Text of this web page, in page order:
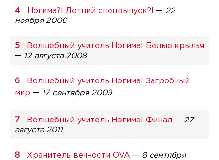
Нэгима?! Летний спецвыпуск?! — 22
ноября 2006
Волшебный учитель Нэгима! Белые крылья
— 12 августа 2008
Волшебный учитель Нэгима! Загробный
мир — 17 сентября 2009
Волшебный учитель Нэгима! Финал — 27
августа 2011
Хранитель вечности OVA — 8 сентября